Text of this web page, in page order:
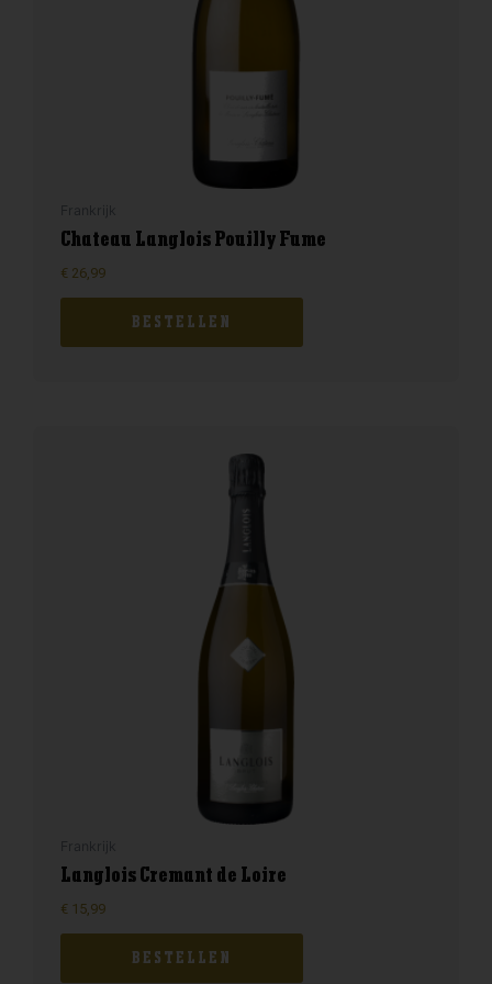
Chateau Langlois Pouilly Fume
€ 26,99
BESTELLEN
Langlois Cremant de Loire
€ 15,99
BESTELLEN